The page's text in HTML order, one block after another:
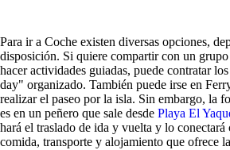
Para ir a Coche existen diversas opciones,
disposición. Si quiere compartir con un
hacer actividades guiadas, puede contratar
day" organizado. También puede irse en
realizar el paseo por la isla. Sin embargo, la
es en un peñero que sale desde Playa El
hará el traslado de ida y vuelta y lo conectará
comida, transporte y alojamiento que ofrece